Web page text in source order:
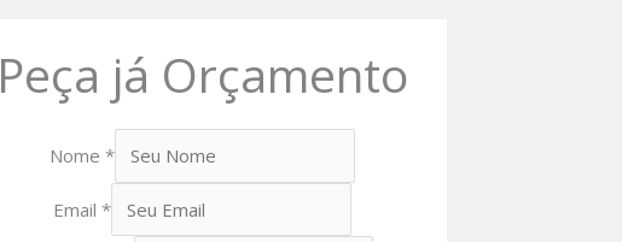
Peça já Orçamento
Nome*
Email*